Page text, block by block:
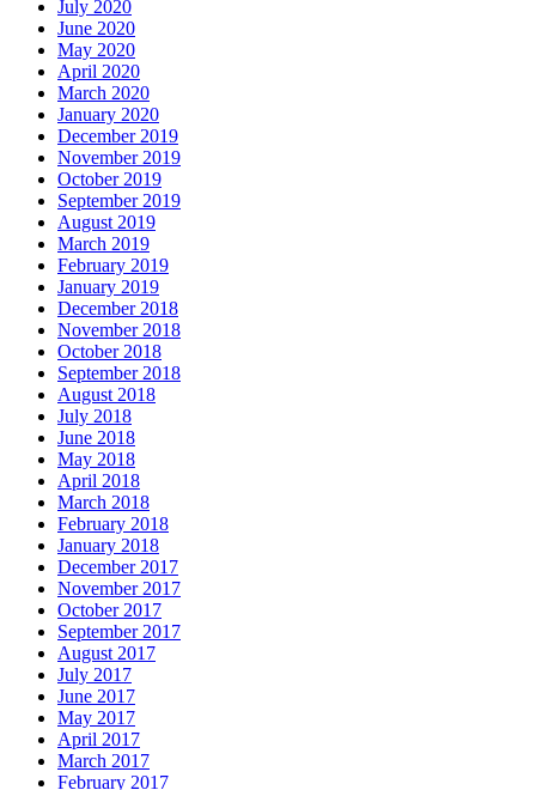
July 2020
June 2020
May 2020
April 2020
March 2020
January 2020
December 2019
November 2019
October 2019
September 2019
August 2019
March 2019
February 2019
January 2019
December 2018
November 2018
October 2018
September 2018
August 2018
July 2018
June 2018
May 2018
April 2018
March 2018
February 2018
January 2018
December 2017
November 2017
October 2017
September 2017
August 2017
July 2017
June 2017
May 2017
April 2017
March 2017
February 2017